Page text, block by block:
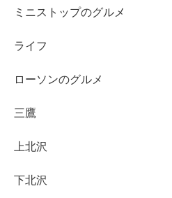
ミニストップのグルメ
ライフ
ローソンのグルメ
三鷹
上北沢
下北沢